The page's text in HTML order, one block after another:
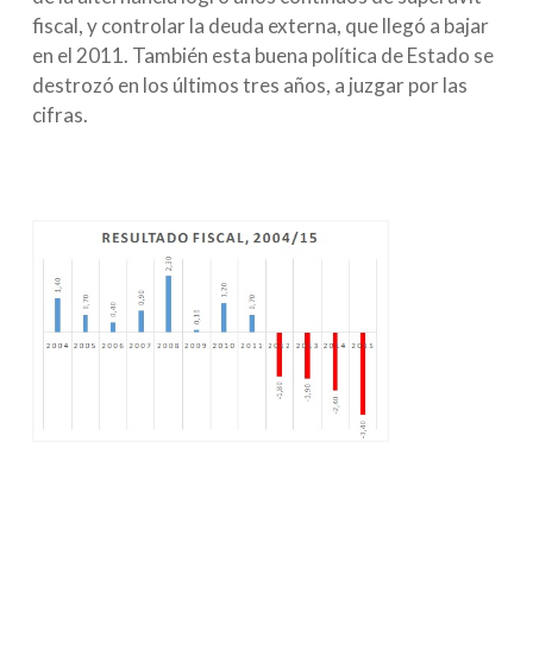
fiscal, y controlar la deuda externa, que llegó a bajar
en el 2011. También esta buena política de Estado se
destrozó en los últimos tres años, a juzgar por las
cifras.